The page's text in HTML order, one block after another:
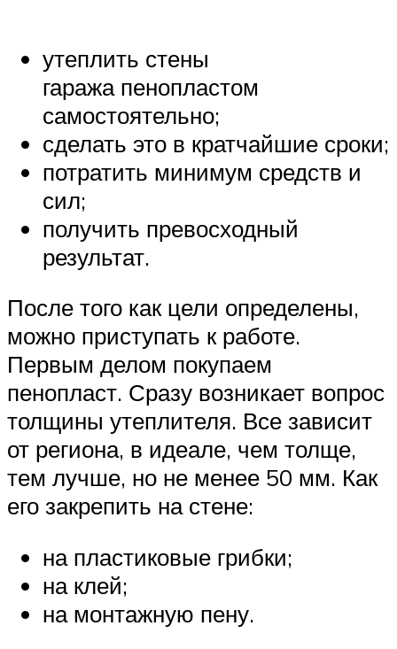
утеплить стены
гаража пенопластом
самостоятельно;
сделать это в кратчайшие сроки;
потратить минимум средств и
сил;
получить превосходный
результат.
После того как цели определены,
можно приступать к работе.
Первым делом покупаем
пенопласт. Сразу возникает вопрос
толщины утеплителя. Все зависит
от региона, в идеале, чем толще,
тем лучше, но не менее 50 мм. Как
его закрепить на стене:
на пластиковые грибки;
на клей;
на монтажную пену.